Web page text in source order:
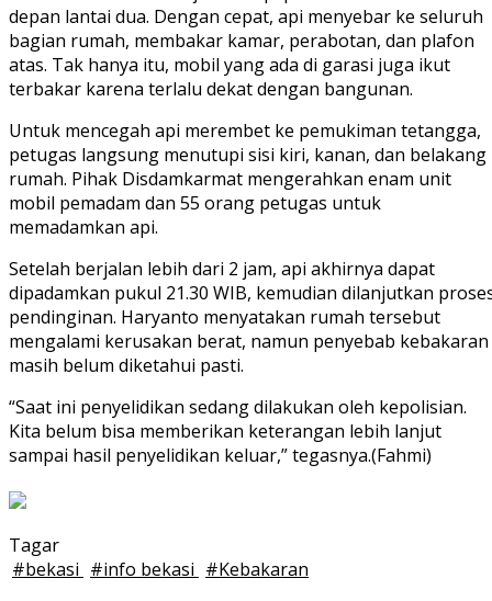
depan lantai dua. Dengan cepat, api menyebar ke seluruh
bagian rumah, membakar kamar, perabotan, dan plafon
atas. Tak hanya itu, mobil yang ada di garasi juga ikut
terbakar karena terlalu dekat dengan bangunan.
Untuk mencegah api merembet ke pemukiman tetangga,
petugas langsung menutupi sisi kiri, kanan, dan belakang
rumah. Pihak Disdamkarmat mengerahkan enam unit
mobil pemadam dan 55 orang petugas untuk
memadamkan api.
Setelah berjalan lebih dari 2 jam, api akhirnya dapat
dipadamkan pukul 21.30 WIB, kemudian dilanjutkan
pendinginan. Haryanto menyatakan rumah tersebut
mengalami kerusakan berat, namun penyebab kebakaran
masih belum diketahui pasti.
“Saat ini penyelidikan sedang dilakukan oleh kepolisian.
Kita belum bisa memberikan keterangan lebih lanjut
sampai hasil penyelidikan keluar,” tegasnya.(Fahmi)
Tagar
#bekasi #info bekasi #Kebakaran